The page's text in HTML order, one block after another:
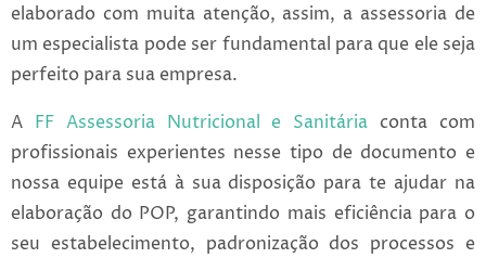
elaborado com muita atenção, assim, a assessoria de
um especialista pode ser fundamental para que ele seja
perfeito para sua empresa.
A FF Assessoria Nutricional e Sanitária conta com
profissionais experientes nesse tipo de documento e
nossa equipe está à sua disposição para te ajudar na
elaboração do POP, garantindo mais eficiência para o
seu estabelecimento, padronização dos processos e